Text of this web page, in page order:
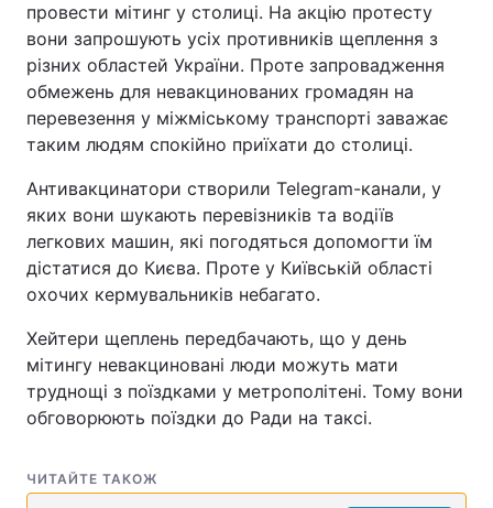
провести мітинг у столиці. На акцію протесту
вони запрошують усіх противників щеплення з
різних областей України. Проте запровадження
обмежень для невакцинованих громадян на
перевезення у міжміському транспорті заважає
таким людям спокійно приїхати до столиці.
Антивакцинатори створили Telegram-канали, у
яких вони шукають перевізників та водіїв
легкових машин, які погодяться допомогти їм
дістатися до Києва. Проте у Київській області
охочих кермувальників небагато.
Хейтери щеплень передбачають, що у день
мітингу невакциновані люди можуть мати
труднощі з поїздками у метрополітені. Тому вони
обговорюють поїздки до Ради на таксі.
ЧИТАЙТЕ ТАКОЖ